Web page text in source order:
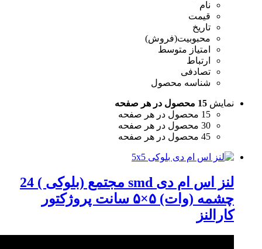
قیمت
محبوبیت(فروش)
امتیاز متوسط
ارتباط
تصادفی
شناسه محصول
15 محصول در هر صفحه
لنز اس ام دی smd مجتمع (بلوکی ) 24
چشمه (وات) ۵×۵ سانت پروژکتور